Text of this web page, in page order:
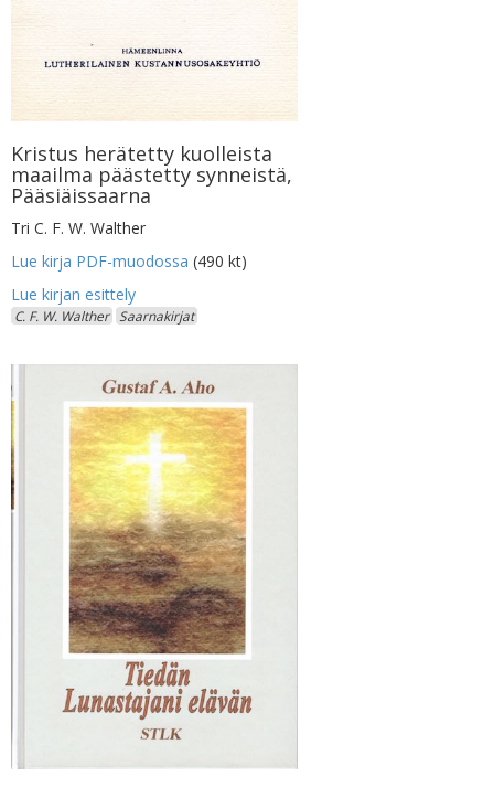
Kristus herätetty kuolleista
maailma päästetty synneistä,
Pääsiäissaarna
Tri C. F. W. Walther
Lue kirja PDF-muodossa (490 kt)
C. F. W. Walther Saarnakirjat